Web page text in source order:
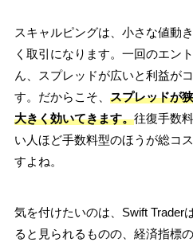
スキャルピングは、小さな値動
く取引になります。一回のエン
ん、スプレッドが広いと利益が
す。だからこそ、 スプレッドが
大きく効いてきます。往復手数
い人ほど手数料型のほうが総コ
すよね。
気を付けたいのは、Swift Trader
ると見られるものの、経済指標